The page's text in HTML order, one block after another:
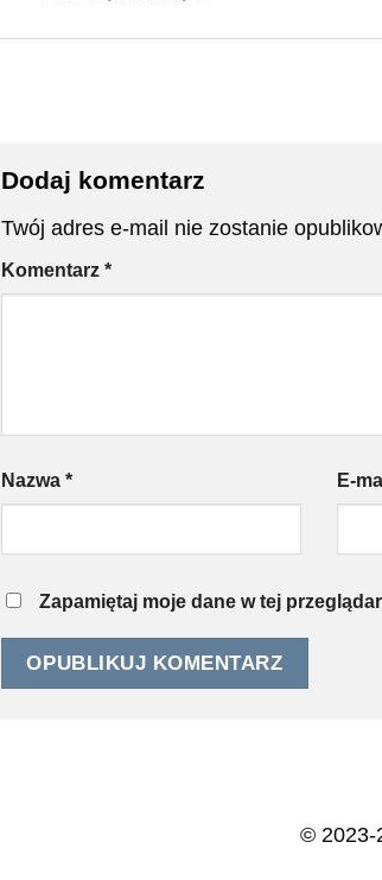
Dodaj komentarz
Twój adres e-mail nie zostanie
Komentarz *
Nazwa * E-
Zapamiętaj moje dane w tej
© 2023-